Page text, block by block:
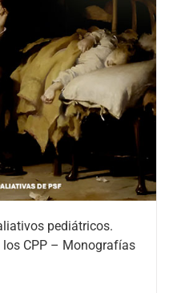
pediátricos.
los CPP – Monografías